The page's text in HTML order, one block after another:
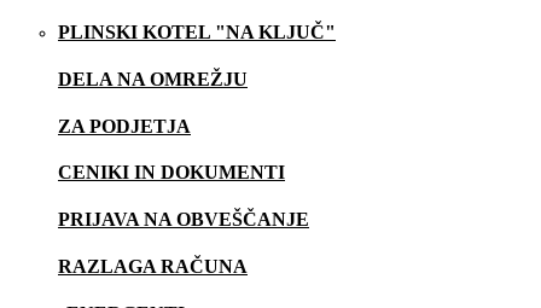
PLINSKI KOTEL "NA KLJUČ"
DELA NA OMREŽJU
ZA PODJETJA
CENIKI IN DOKUMENTI
PRIJAVA NA OBVEŠČANJE
RAZLAGA RAČUNA